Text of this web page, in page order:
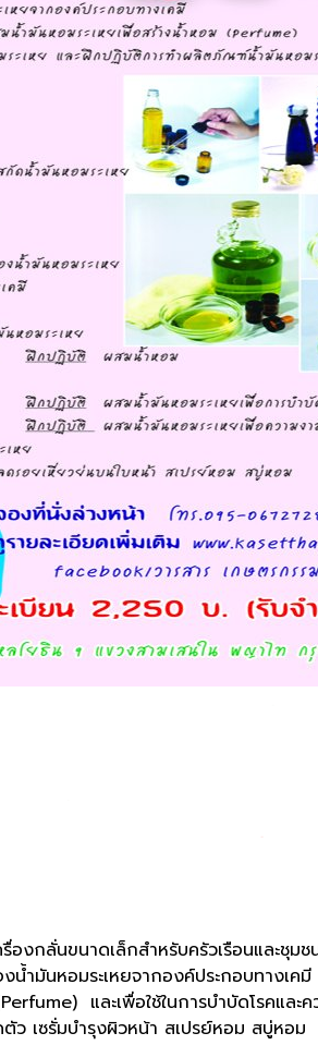
กลั่นขนาดเล็กสำหรับครัวเรือนและชุม
น้ำมันหอมระเหยจากองค์ประกอบทาง
และเพื่อใช้ในการบำบัดโรคแล
ว เซรั่มบำรุงผิวหน้า สเปรย์หอม สบู่หอม